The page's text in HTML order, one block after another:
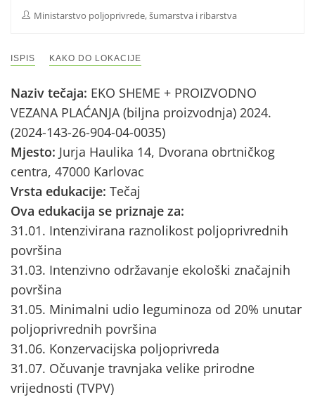
Ministarstvo poljoprivrede, šumarstva i ribarstva
ISPIS KAKO DO LOKACIJE
Naziv tečaja: EKO SHEME + PROIZVODNO
VEZANA PLAĆANJA (biljna proizvodnja) 2024.
(2024-143-26-904-04-0035)
Mjesto: Jurja Haulika 14, Dvorana obrtničkog
centra, 47000 Karlovac
Vrsta edukacije: Tečaj
Ova edukacija se priznaje za:
31.01. Intenzivirana raznolikost poljoprivrednih
površina
31.03. Intenzivno održavanje ekološki značajnih
površina
31.05. Minimalni udio leguminoza od 20% unutar
poljoprivrednih površina
31.06. Konzervacijska poljoprivreda
31.07. Očuvanje travnjaka velike prirodne
vrijednosti (TVPV)